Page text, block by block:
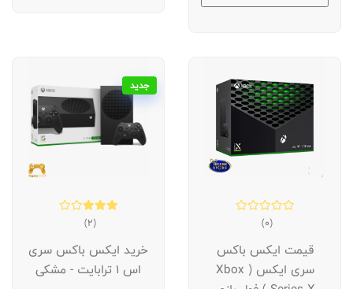
(0)
قیمت ایکس باکس
سری ایکس ( Xbox
جدید
(2)
خرید ایکس باکس سری
اس 1 ترابایت - مشکی